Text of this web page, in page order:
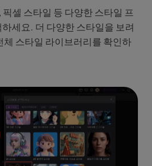
셀 스타일 등 다양한 스타일 프
세요. 더 다양한 스타일을 보려
체 스타일 라이브러리를 확인하